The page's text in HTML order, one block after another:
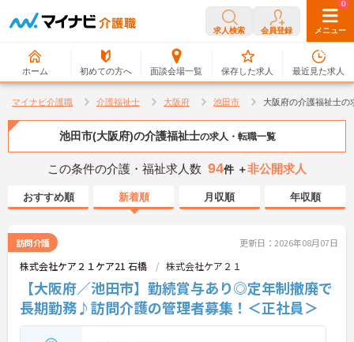
求人検索 会員登録 メニュー
ホーム 初めての方へ 面談会場一覧
0
保存した求人
0
最近見た求人
マイナビ介護職 介護福祉士 大阪府 池田市 大阪府の介護福祉士の
池田市(大阪府)の介護福祉士の求人・転職一覧
この条件の介護・福祉求人数 94件 ＋非公開求人
おすすめ順 新着順 月収順 年収順
訪問介護 更新日：2026年08月07日
株式会社ケア２１ケア21 石橋 株式会社ケア２１
【大阪府／池田市】勤続賞与あり◎定年制撤廃で
長期勤務♪訪問介護の管理者募集！＜正社員＞